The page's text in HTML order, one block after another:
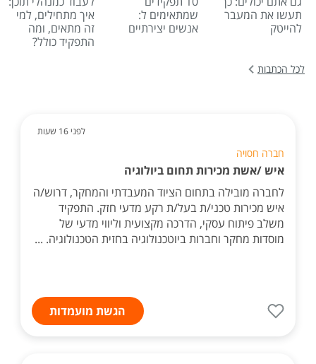
תעשו את המעבר
להייטק
שמתאימים ל:
אנשים יצירתיים
איך מתחילים, למי
זה מתאים, ומה
התפקיד כולל?
לכל הכתבות
לפני 16 שעות
חברה חסויה
איש /אשת מכירות תחום ביולוגיה
לחברה מובילה בתחום הציוד המעבדתי והמחקר, דרוש/ה
איש מכירות טכני/ת בעל/ת רקע מדעי חזק. התפקיד
משלב פיתוח עסקי, הדרכה מקצועית וליווי מדעי של
מוסדות מחקר וחברות ביוטכנולוגיה בחזית הטכנולוגיה. ...
הגשת מועמדות